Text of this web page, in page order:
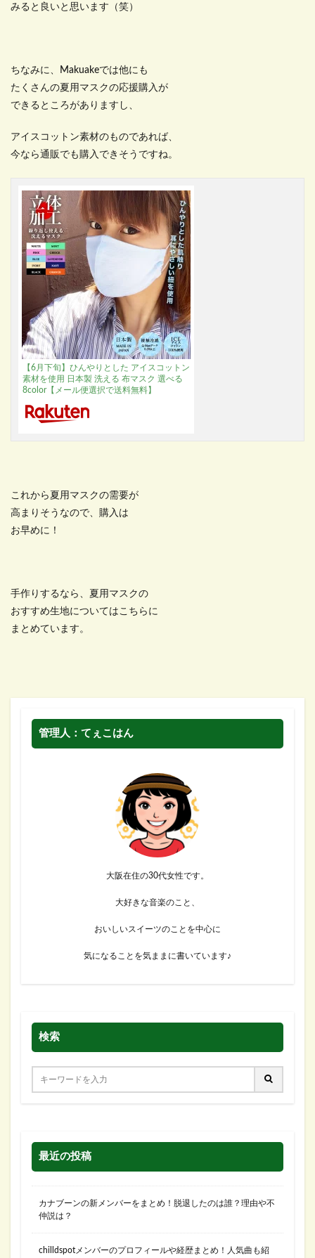
みると良いと思います（笑）
ちなみに、Makuakeでは他にも
たくさんの夏用マスクの応援購入が
できるところがありますし、
アイスコットン素材のものであれば、
今なら通販でも購入できそうですね。
【6月下旬】ひんやりとした アイスコットン
素材を使用 日本製 洗える 布マスク 選べる
8color【メール便選択で送料無料】
これから夏用マスクの需要が
高まりそうなので、購入は
お早めに！
手作りするなら、夏用マスクの
おすすめ生地についてはこちらに
まとめています。
管理人：てぇこはん
大阪在住の30代女性です。
大好きな音楽のこと、
おいしいスイーツのことを中心に
気になることを気ままに書いています♪
検索
最近の投稿
カナブーンの新メンバーをまとめ！脱退したのは誰？理由や不
仲説は？
chilldspotメンバーのプロフィールや経歴まとめ！人気曲も紹